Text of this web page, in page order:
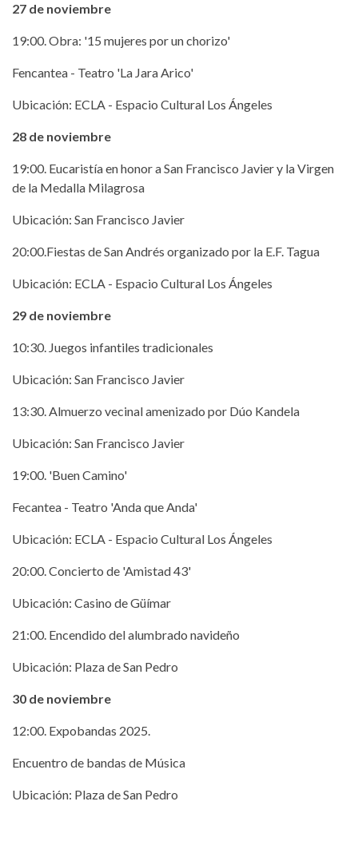
27 de noviembre
19:00. Obra: '15 mujeres por un chorizo'
Fencantea - Teatro 'La Jara Arico'
Ubicación: ECLA - Espacio Cultural Los Ángeles
28 de noviembre
19:00. Eucaristía en honor a San Francisco Javier y la Virgen
de la Medalla Milagrosa
Ubicación: San Francisco Javier
20:00.Fiestas de San Andrés organizado por la E.F. Tagua
Ubicación: ECLA - Espacio Cultural Los Ángeles
29 de noviembre
10:30. Juegos infantiles tradicionales
Ubicación: San Francisco Javier
13:30. Almuerzo vecinal amenizado por Dúo Kandela
Ubicación: San Francisco Javier
19:00. 'Buen Camino'
Fecantea - Teatro 'Anda que Anda'
Ubicación: ECLA - Espacio Cultural Los Ángeles
20:00. Concierto de 'Amistad 43'
Ubicación: Casino de Güímar
21:00. Encendido del alumbrado navideño
Ubicación: Plaza de San Pedro
30 de noviembre
12:00. Expobandas 2025.
Encuentro de bandas de Música
Ubicación: Plaza de San Pedro